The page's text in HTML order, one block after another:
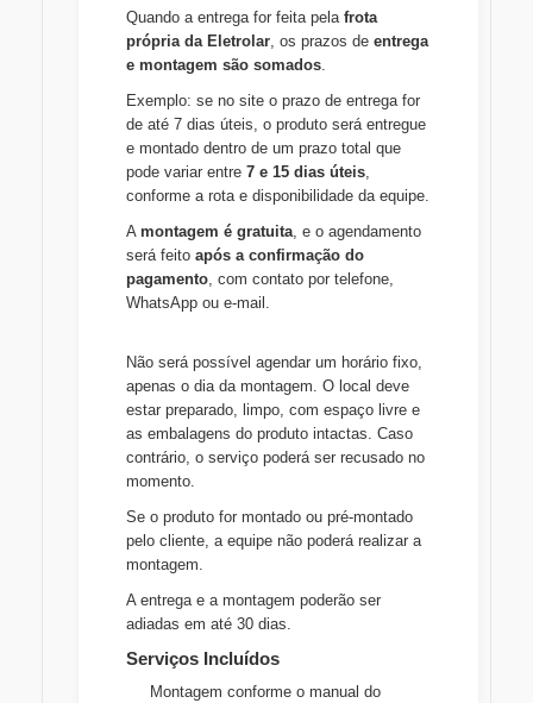
Quando a entrega for feita pela frota
própria da Eletrolar , os prazos de entrega
e montagem são somados
Exemplo: se no site o prazo de entrega for
de até 7 dias úteis, o produto será entregue
e montado dentro de um prazo total que
pode variar entre 7 e 15 dias úteis
conforme a rota e disponibilidade da equipe.
A montagem é gratuita , e o agendamento
será feito após a confirmação do
pagamento , com contato por telefone,
WhatsApp ou e-mail.
Não será possível agendar um horário fixo,
apenas o dia da montagem. O local deve
estar preparado, limpo, com espaço livre e
as embalagens do produto intactas. Caso
contrário, o serviço poderá ser recusado no
momento.
Se o produto for montado ou pré-montado
pelo cliente, a equipe não poderá realizar a
montagem.
A entrega e a montagem poderão ser
adiadas em até 30 dias.
Serviços Incluídos
Montagem conforme o manual do